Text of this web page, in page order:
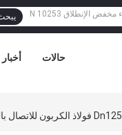
أخبار حالات
Dn125 فولاذ الكربون للاتصال باللحام في صناعة الصلب